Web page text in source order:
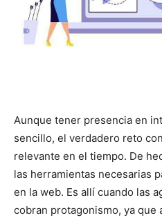
Aunque tener presencia en
sencillo, el verdadero reto
relevante en el tiempo. De
las herramientas necesarias
en la web. Es allí cuando las
cobran protagonismo, ya que